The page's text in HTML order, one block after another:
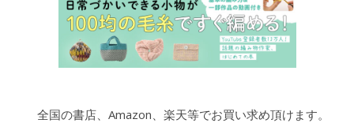
全国の書店、Amazon、楽天等でお買い求め頂けます。